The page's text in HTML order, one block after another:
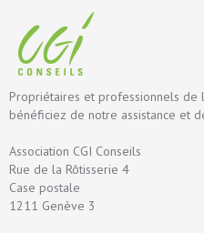
Propriétaires et professionnels de
bénéficiez de notre assistance et
Association CGI Conseils
Rue de la Rôtisserie 4
Case postale
1211 Genève 3